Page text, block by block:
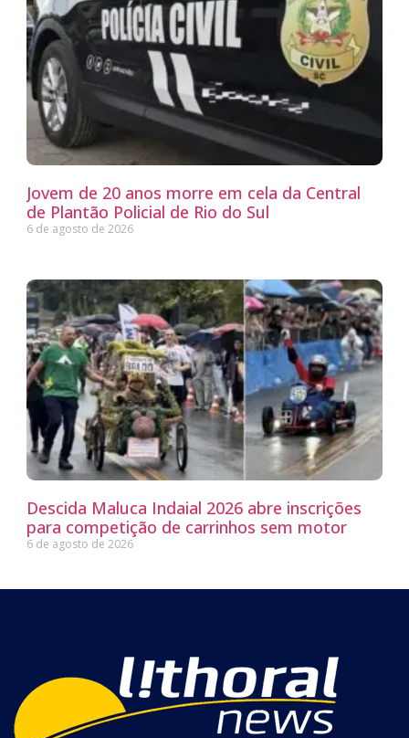
Jovem de 20 anos morre em cela da Central
de Plantão Policial de Rio do Sul
6 de agosto de 2026
Descida Maluca Indaial 2026 abre inscrições
para competição de carrinhos sem motor
6 de agosto de 2026